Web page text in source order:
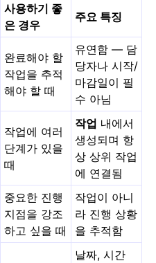
사용하기 좋
은 경우
주요 특징
완료해야 할
작업을 추적
해야 할 때
유연함 — 담
당자나 시작/
마감일이 필
수 아님
작업에 여러
단계가 있을
때
작업 내에서
생성되며 항
상 상위 작업
에 연결됨
중요한 진행
지점을 강조
하고 싶을 때
작업이 아니
라 진행 상황
을 추적함
날짜, 시간